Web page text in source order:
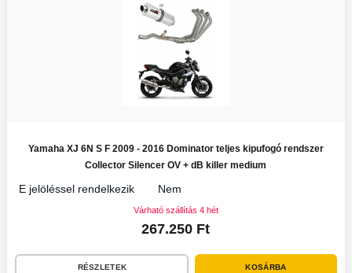
Yamaha XJ 6N S F 2009 - 2016 Dominator teljes kipufogó rendszer
Collector Silencer OV + dB killer medium
E jelöléssel rendelkezik Nem
Várható szállítás 4 hét
267.250 Ft
RÉSZLETEK KOSÁRBA